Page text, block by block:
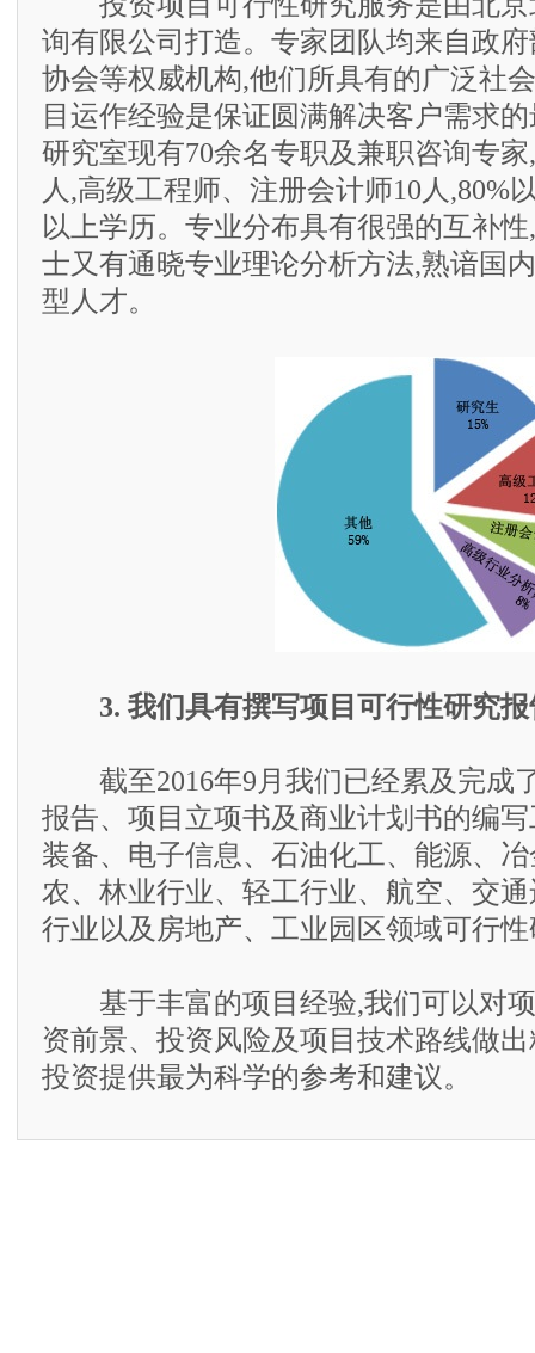
询有限公司打造。专家团队均来自政
协会等权威机构,他们所具有的广泛社
目运作经验是保证圆满解决客户需求
研究室现有70余名专职及兼职咨询专
人,高级工程师、注册会计师10人,80%
以上学历。专业分布具有很强的互补
士又有通晓专业理论分析方法,熟谙国
型人才。
3. 我们具有撰写项目可行性研究
截至2016年9月我们已经累及完成
报告、项目立项书及商业计划书的编
装备、电子信息、石油化工、能源、
农、林业行业、轻工行业、航空、交
行业以及房地产、工业园区领域可行
基于丰富的项目经验,我们可以对项
资前景、投资风险及项目技术路线做
投资提供最为科学的参考和建议。